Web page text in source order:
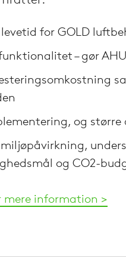
for GOLD
– gør
og
miljøpåvirkning,
og CO2-
mere information >